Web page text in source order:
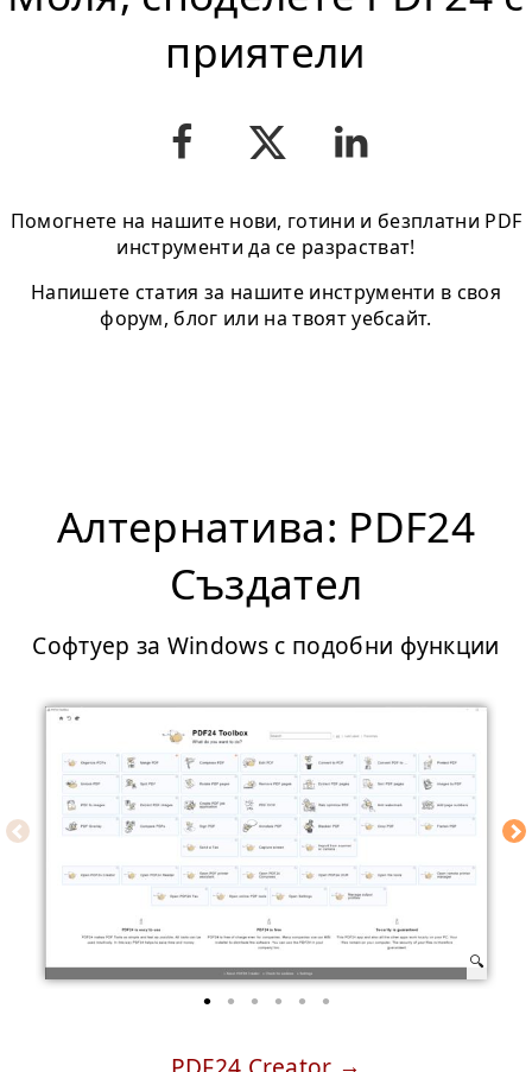
приятели
Помогнете на нашите нови, готини и безплатни PDF
инструменти да се разрастват!
Напишете статия за нашите инструменти в своя
форум, блог или на твоят уебсайт.
Алтернатива: PDF24
Създател
Софтуер за Windows с подобни функции